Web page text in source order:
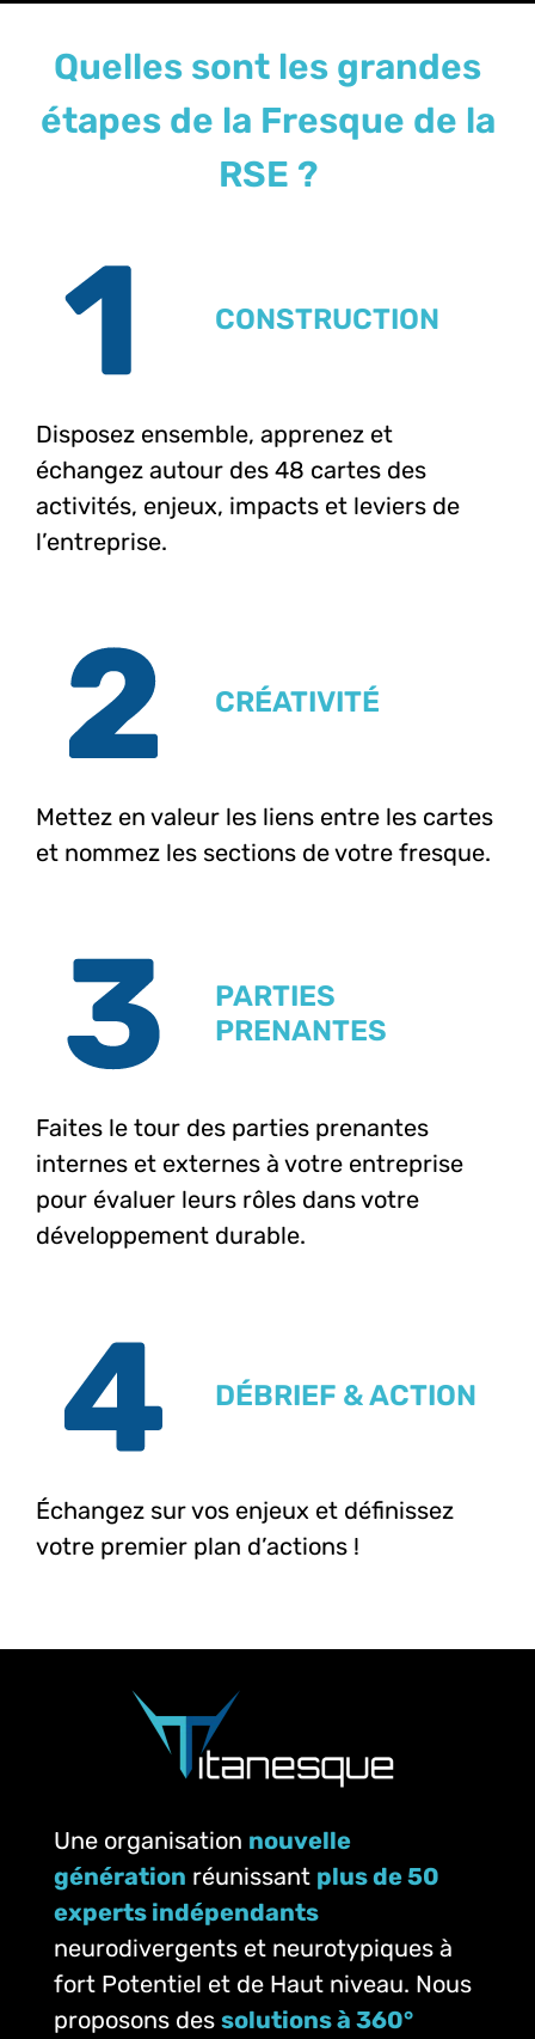
Quelles sont les grandes
étapes de la Fresque de la
RSE ?
CONSTRUCTION
Disposez ensemble, apprenez et
échangez autour des 48 cartes des
activités, enjeux, impacts et leviers de
l’entreprise.
CRÉATIVITÉ
Mettez en valeur les liens entre les cartes
et nommez les sections de votre fresque.
PARTIES
PRENANTES
Faites le tour des parties prenantes
internes et externes à votre entreprise
pour évaluer leurs rôles dans votre
développement durable.
DÉBRIEF & ACTION
Échangez sur vos enjeux et définissez
votre premier plan d’actions !
Une organisation nouvelle
génération réunissant plus de 50
experts indépendants
neurodivergents et neurotypiques à
fort Potentiel et de Haut niveau. Nous
proposons des solutions à 360°